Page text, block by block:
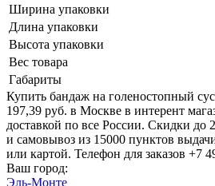
Ширина упаковки
Длина упаковки
Высота упаковки
Вес товара
Габариты
Купить бандаж на голеностопный
197,39 руб. в Москве в интерент
доставкой по все России. Скидки до
и самовывоз из 15000 пунктов
или картой. Телефон для заказов +7
Ваш город:
Эль-Монте